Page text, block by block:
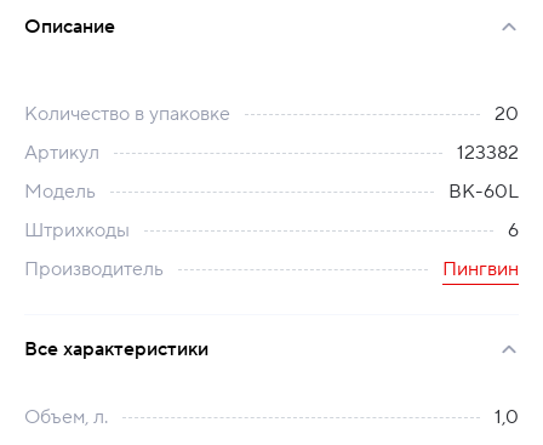
Описание
Количество в упаковке
20
Артикул
123382
Модель
BK-60L
Штрихкоды
6
Производитель
Пингвин
Все характеристики
Объем, л.
1,0